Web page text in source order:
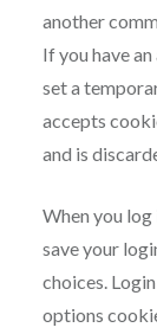
another
If you have
set a
accepts
and is
When you
save your
choices.
options